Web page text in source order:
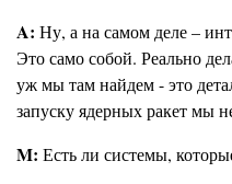
A: Ну, а на самом деле –
Это само собой. Реально
уж мы там найдем - это
запуску ядерных ракет мы
M: Есть ли системы,